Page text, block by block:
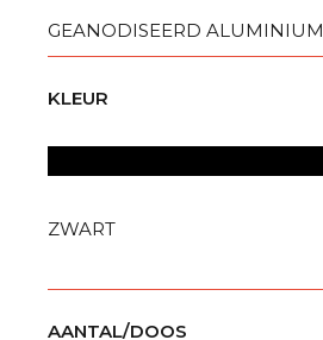
GEANODISEERD ALUMINIUM
KLEUR
ZWART
AANTAL/DOOS